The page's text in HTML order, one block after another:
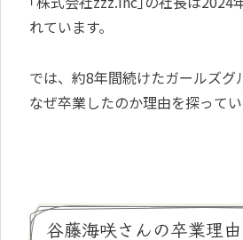
れています。
では、約8年間続けたガールズグ
なぜ卒業したのか理由を探ってい
谷藤海咲さんの卒業理